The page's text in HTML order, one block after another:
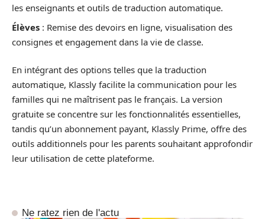
les enseignants et outils de traduction automatique.
Élèves : Remise des devoirs en ligne, visualisation des
consignes et engagement dans la vie de classe.
En intégrant des options telles que la traduction
automatique, Klassly facilite la communication pour les
familles qui ne maîtrisent pas le français. La version
gratuite se concentre sur les fonctionnalités essentielles,
tandis qu’un abonnement payant, Klassly Prime, offre des
outils additionnels pour les parents souhaitant approfondir
leur utilisation de cette plateforme.
Ne ratez rien de l'actu